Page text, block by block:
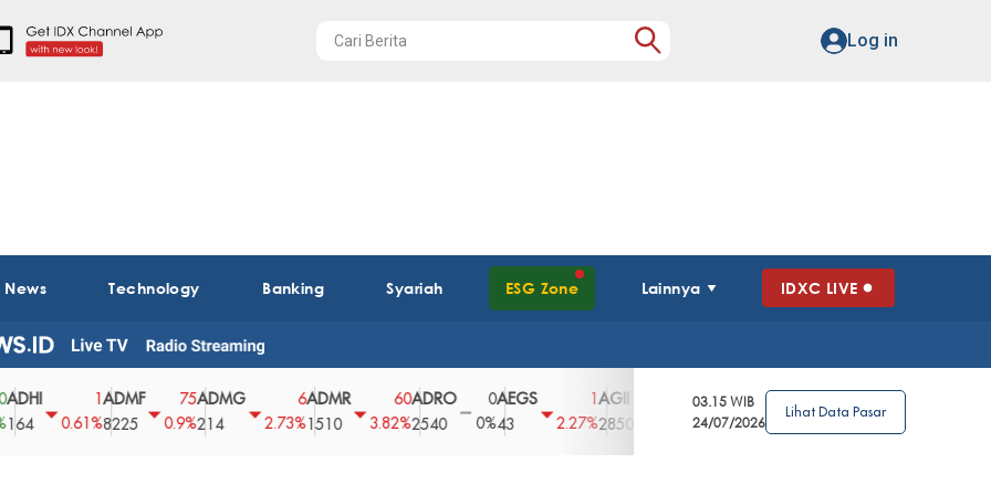
Log in
Technology Banking Syariah ESG Zone Lainnya IDXC LIVE
0.61%
ADMF
8225
75
0.9%
ADMG
214
2.73%
ADMR
1510
60
3.82%
ADRO
2540
0
0%
AEGS
2.27% 2850
3.39%
AGRO
4
2.63%
AGRS
62
0%
03.15 WIB
24/07/2026
Lihat Data Pasar